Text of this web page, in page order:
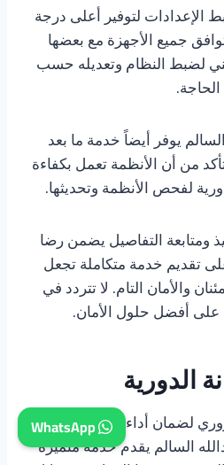
الإعدادات لتوفير أعلى درجة
جميع الأجهزة مع بعضها
لضبط النظام وتعديله حسب
الحاجة.
يوفر أيضاً خدمة ما بعد
من أن الأنظمة تعمل بكفاءة
لفحص الأنظمة وتحديثها.
ومتابعة التفاصيل يضمن رضا
تقديم خدمة متكاملة تجعل
والأمان التام. لا تتردد في
أفضل حلول الأمان.
الدورية
لضمان أداء الأجهزة بشكل
السالم يقدم خدمة متميزة